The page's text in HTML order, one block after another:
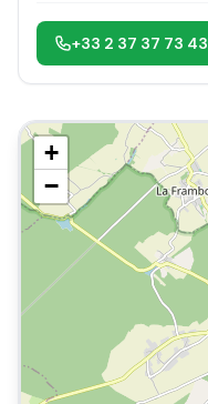
+33 2 37 37 73 43
+
−